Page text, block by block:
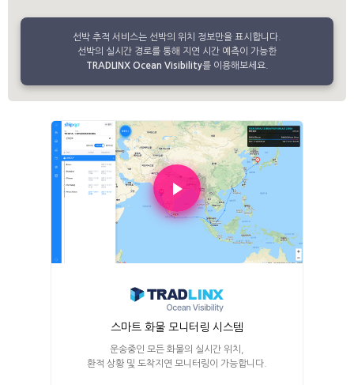
선박 추적 서비스는 선박의 위치 정보만을 표시합니다.
선박의 실시간 경로를 통해 지연 시간 예측이 가능한
TRADLINX Ocean Visibility를 이용해보세요.
스마트 화물 모니터링 시스템
운송중인 모든 화물의 실시간 위치,
환적 상황 및 도착지연 모니터링이 가능합니다.